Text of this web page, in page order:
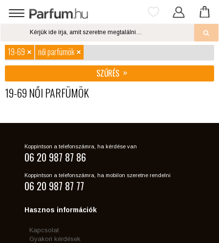
19-69
női parfümök
SZŰRÉS
19-69 NŐI PARFÜMÖK
Koppintson a telefonszámra, ha kérdése van
06 20 987 87 86
Koppintson a telefonszámra, ha mobilon szeretne rendelni
06 20 987 87 77
Hasznos információk
Kapcsolat
Gyakori kérdések